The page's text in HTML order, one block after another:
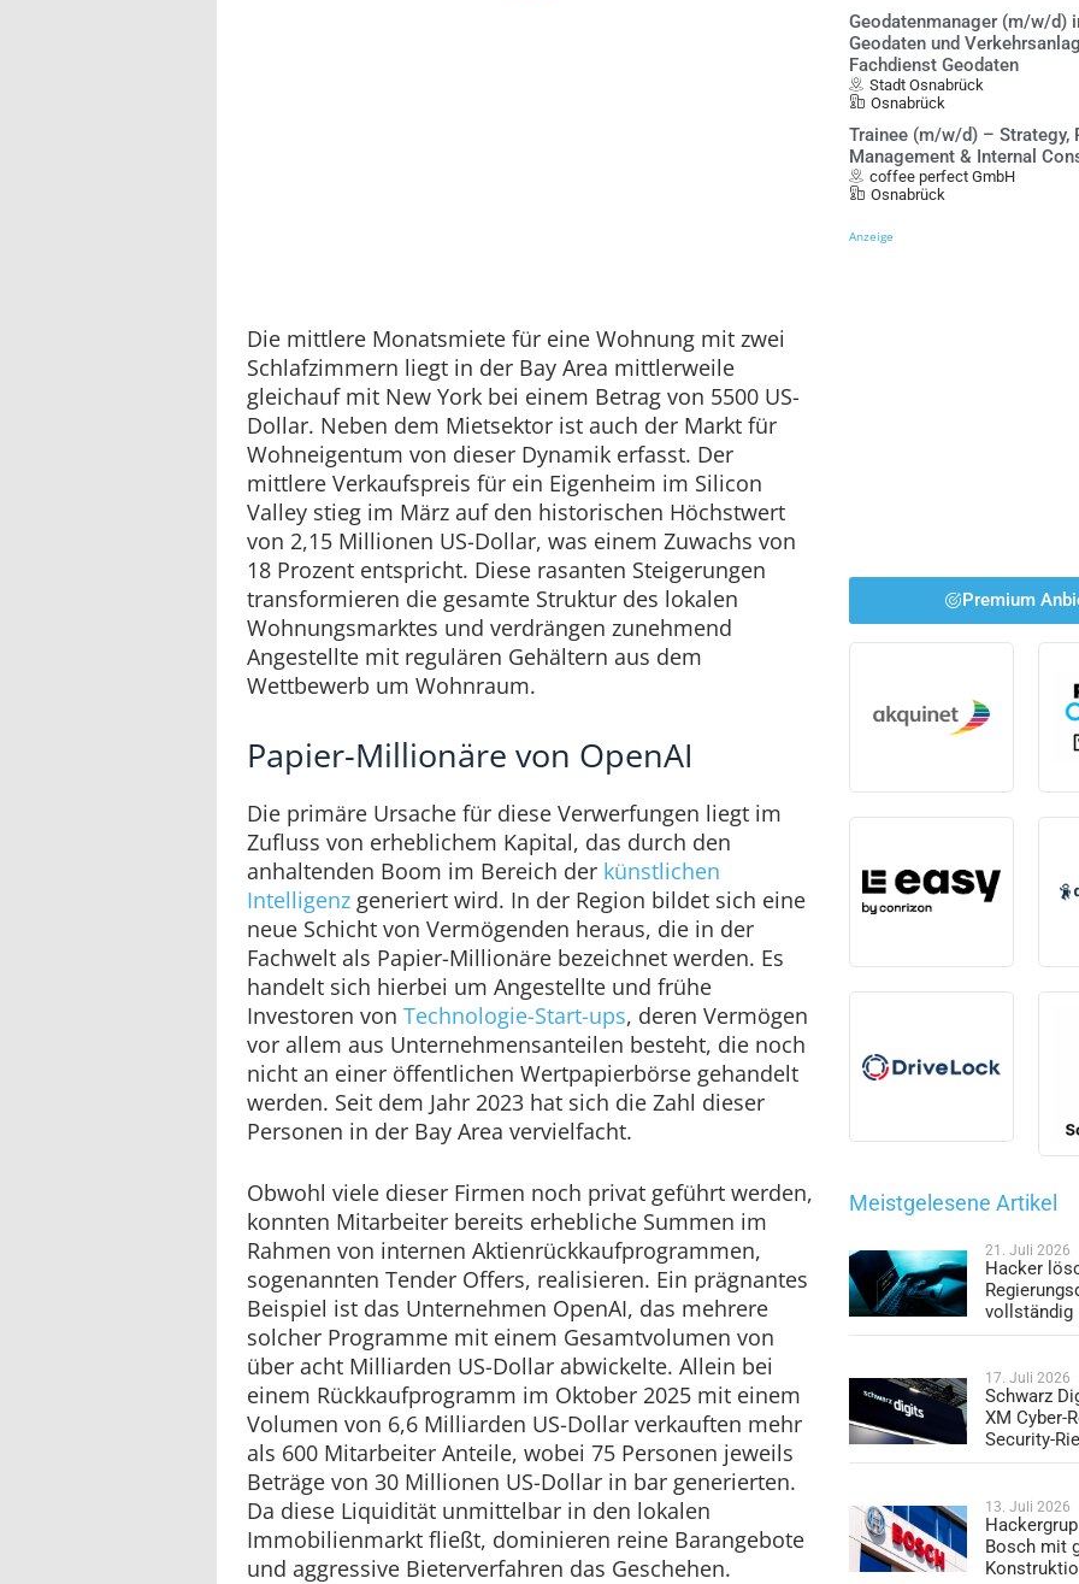
Die mittlere Monatsmiete für eine Wohnung mit zwei
Schlafzimmern liegt in der Bay Area mittlerweile
gleichauf mit New York bei einem Betrag von 5500 US-
Dollar. Neben dem Mietsektor ist auch der Markt für
Wohneigentum von dieser Dynamik erfasst. Der
mittlere Verkaufspreis für ein Eigenheim im Silicon
Valley stieg im März auf den historischen Höchstwert
von 2,15 Millionen US-Dollar, was einem Zuwachs von
18 Prozent entspricht. Diese rasanten Steigerungen
transformieren die gesamte Struktur des lokalen
Wohnungsmarktes und verdrängen zunehmend
Angestellte mit regulären Gehältern aus dem
Wettbewerb um Wohnraum.
Papier-Millionäre von OpenAI
Die primäre Ursache für diese Verwerfungen liegt im
Zufluss von erheblichem Kapital, das durch den
anhaltenden Boom im Bereich der künstlichen
Intelligenz generiert wird. In der Region bildet sich eine
neue Schicht von Vermögenden heraus, die in der
Fachwelt als Papier-Millionäre bezeichnet werden. Es
handelt sich hierbei um Angestellte und frühe
Investoren von Technologie-Start-ups, deren Vermögen
vor allem aus Unternehmensanteilen besteht, die noch
nicht an einer öffentlichen Wertpapierbörse gehandelt
werden. Seit dem Jahr 2023 hat sich die Zahl dieser
Personen in der Bay Area vervielfacht.
Obwohl viele dieser Firmen noch privat geführt werden,
konnten Mitarbeiter bereits erhebliche Summen im
Rahmen von internen Aktienrückkaufprogrammen,
sogenannten Tender Offers, realisieren. Ein prägnantes
Beispiel ist das Unternehmen OpenAI, das mehrere
solcher Programme mit einem Gesamtvolumen von
über acht Milliarden US-Dollar abwickelte. Allein bei
einem Rückkaufprogramm im Oktober 2025 mit einem
Volumen von 6,6 Milliarden US-Dollar verkauften mehr
als 600 Mitarbeiter Anteile, wobei 75 Personen jeweils
Beträge von 30 Millionen US-Dollar in bar generierten.
Da diese Liquidität unmittelbar in den lokalen
Immobilienmarkt fließt, dominieren reine Barangebote
und aggressive Bieterverfahren das Geschehen.
Geodatenmanager (m/w/d)
Geodaten und
Fachdienst Geodaten
Stadt Osnabrück
Osnabrück
Trainee (m/w/d) – Strategy,
Management & Internal
coffee perfect GmbH
Osnabrück
Anzeige
Premium
Meistgelesene Artikel
21. Juli 2026
Hacker
vollständig
17. Juli 2026
Schwarz
XM Cyber-
Security-
13. Juli 2026
Bosch mit